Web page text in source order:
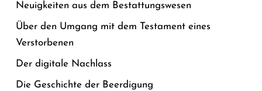
Neuigkeiten aus dem Bestattungswesen
Über den Umgang mit dem Testament eines
Verstorbenen
Der digitale Nachlass
Die Geschichte der Beerdigung